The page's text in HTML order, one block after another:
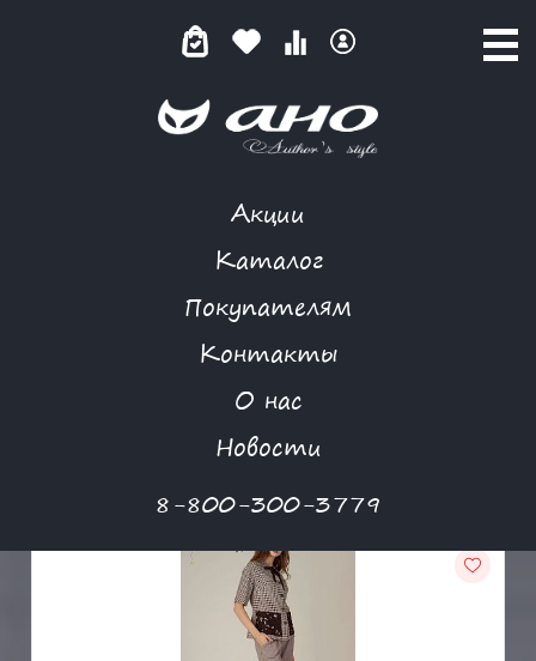
Акции
Каталог
Покупателям
Контакты
О нас
Новости
8-800-300-3779
GARDARIKA